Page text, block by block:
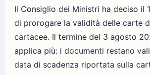
Il Consiglio dei Ministri ha deciso il
di prorogare la validità delle carte
cartacee. Il termine del 3 agosto
applica più: i documenti restano
data di scadenza riportata sulla